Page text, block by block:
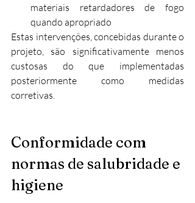
materiais retardadores de fogo
quando apropriado
Estas intervenções, concebidas durante o
projeto, são significativamente menos
custosas do que implementadas
posteriormente como medidas
corretivas.
Conformidade com
normas de salubridade e
higiene